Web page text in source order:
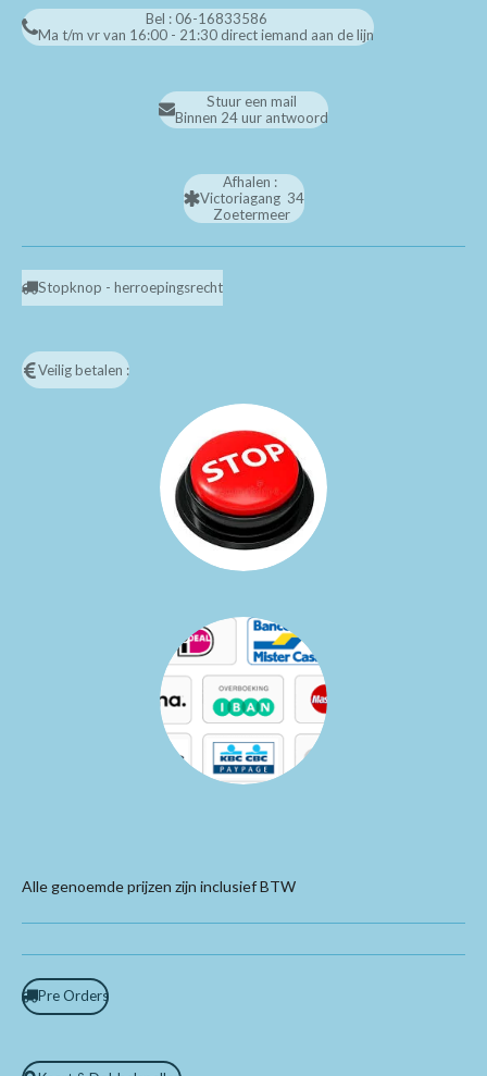
Bel : 06-16833586
Ma t/m vr van 16:00 - 21:30 direct iemand aan de lijn
Stuur een mail
Binnen 24 uur antwoord
Afhalen :
Victoriagang 34
Zoetermeer
Stopknop - herroepingsrecht
Veilig betalen :
Alle genoemde prijzen zijn inclusief BTW
Pre Orders